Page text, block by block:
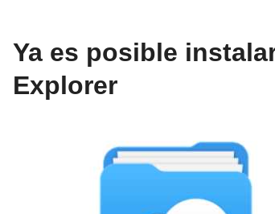
Ya es posible
Explorer